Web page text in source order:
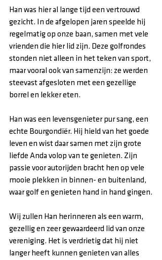
Han was hier al lange tijd een vertrouwd
gezicht. In de afgelopen jaren speelde hij
regelmatig op onze baan, samen met vele
vrienden die hier lid zijn. Deze golfrondes
stonden niet alleen in het teken van sport,
maar vooral ook van samenzijn: ze werden
steevast afgesloten met een gezellige
borrel en lekker eten.
Han was een levensgenieter pur sang, een
echte Bourgondiër. Hij hield van het goede
leven en wist daar samen met zijn grote
liefde Anda volop van te genieten. Zijn
passie voor autorijden bracht hen op vele
mooie plekken in binnen- en buitenland,
waar golf en genieten hand in hand gingen.
Wij zullen Han herinneren als een warm,
gezellig en zeer gewaardeerd lid van onze
vereniging. Het is verdrietig dat hij niet
langer heeft kunnen genieten van alles